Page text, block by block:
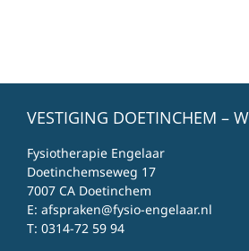
VESTIGING DOETINCHEM –
Fysiotherapie Engelaar
Doetinchemseweg 17
7007 CA Doetinchem
E: afspraken@fysio-engelaar.nl
T: 0314-72 59 94